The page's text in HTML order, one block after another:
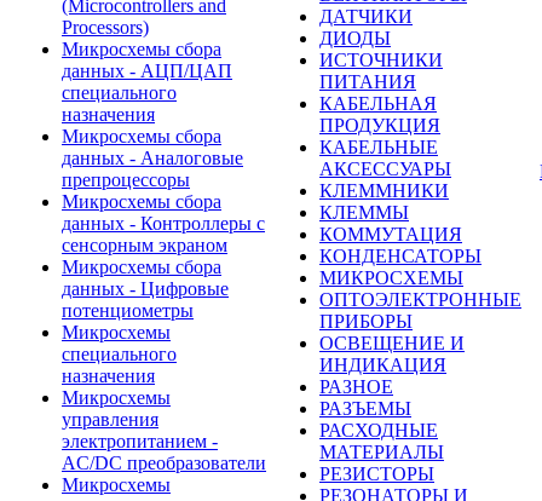
(Microcontrollers and
Processors)
Микросхемы сбора
данных - АЦП/ЦАП
специального
назначения
Микросхемы сбора
данных - Аналоговые
препроцессоры
Микросхемы сбора
данных - Контроллеры с
сенсорным экраном
Микросхемы сбора
данных - Цифровые
потенциометры
Микросхемы
специального
назначения
Микросхемы
управления
электропитанием -
AC/DC преобразователи
Микросхемы
ДАТЧИКИ
ДИОДЫ
ИСТОЧНИКИ
ПИТАНИЯ
КАБЕЛЬНАЯ
ПРОДУКЦИЯ
КАБЕЛЬНЫЕ
АКСЕССУАРЫ
КЛЕММНИКИ
КЛЕММЫ
КОММУТАЦИЯ
КОНДЕНСАТОРЫ
МИКРОСХЕМЫ
ОПТОЭЛЕКТРОННЫЕ
ПРИБОРЫ
ОСВЕЩЕНИЕ И
ИНДИКАЦИЯ
РАЗНОЕ
РАЗЪЕМЫ
РАСХОДНЫЕ
МАТЕРИАЛЫ
РЕЗИСТОРЫ
РЕЗОНАТОРЫ И